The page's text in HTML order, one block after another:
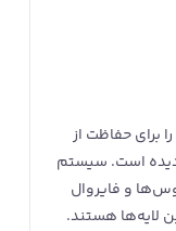
برای حفاظت از
دیده است. سیستم
و فایروال
لایه‌ها هستند.